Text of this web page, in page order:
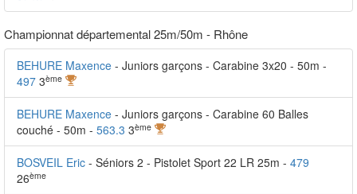
Championnat départemental 25m/50m - Rhône
BEHURE Maxence - Juniors garçons - Carabine 3x20 - 50m -
497 3ème
BEHURE Maxence - Juniors garçons - Carabine 60 Balles
couché - 50m - 563.3 3ème
BOSVEIL Eric - Séniors 2 - Pistolet Sport 22 LR 25m - 479
26ème